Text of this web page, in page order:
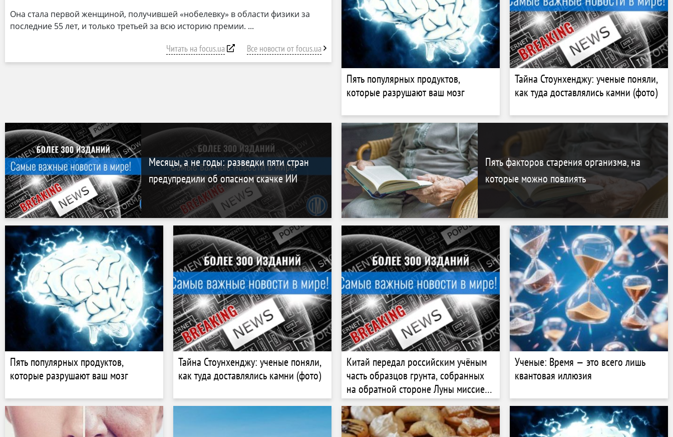
Она стала первой женщиной, получившей «нобелевку» в области физики за
последние 55 лет, и только третьей за всю историю премии.
Читать на focus.ua Все новости от focus.ua
Пять популярных продуктов,
которые разрушают ваш мозг
Тайна Стоунхенджу: ученые поняли,
как туда доставлялись камни (фото)
Месяцы, а не годы: разведки пяти стран
предупредили об опасном скачке ИИ
Пять факторов старения организма, на
которые можно повлиять
Пять популярных продуктов,
которые разрушают ваш мозг
Тайна Стоунхенджу: ученые поняли,
как туда доставлялись камни (фото)
Китай передал российским учёным
часть образцов грунта, собранных
на обратной стороне Луны миссией
«Чанъэ-6»
Ученые: Время — это всего лишь
квантовая иллюзия